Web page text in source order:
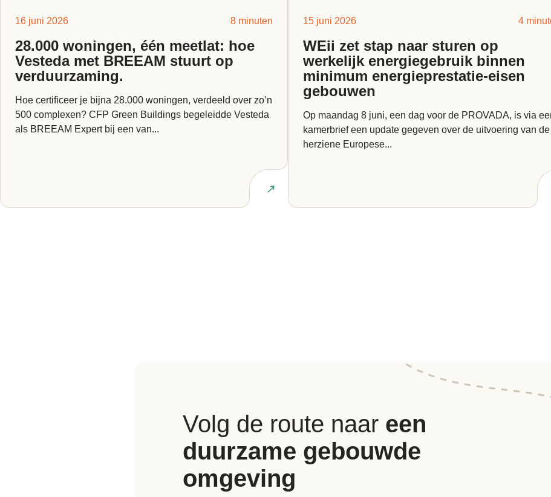
16 juni 2026 8 minuten
28.000 woningen, één meetlat: hoe
Vesteda met BREEAM stuurt op
verduurzaming.
Hoe certificeer je bijna 28.000 woningen, verdeeld over zo’n
500 complexen? CFP Green Buildings begeleidde Vesteda
als BREEAM Expert bij een van...
Lees artikel
15 juni 2026 4
WEii zet stap naar sturen op
werkelijk energiegebruik binnen
minimum energieprestatie-eisen
gebouwen
Op maandag 8 juni, een dag voor de PROVADA, is via
kamerbrief een update gegeven over de uitvoering van de
herziene Europese...
Lees artikel
Volg de route naar een
duurzame gebouwde
omgeving